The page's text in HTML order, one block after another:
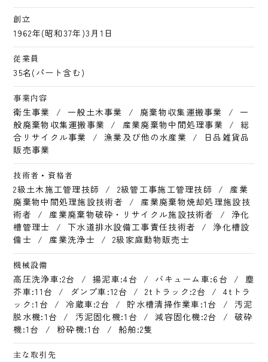
創立
1962年(昭和37年)3月1日
従業員
35名(パート含む)
事業内容
衛生事業 / 一般土木事業 / 廃棄物収集運搬事業 /
一
般廃棄物収集運搬事業
/ 産業廃棄物中間処理事業 /
総
合リサイクル事業
/ 漁業及び他の水産業 /
日品雑貨品
販売事業
技術者・資格者
2級土木施工管理技師 / 2級管工事施工管理技師 /
産業
廃棄物中間処理施設技術者
/
産業廃棄物焼却処理施設技
術者
/ 産業廃棄物破砕・リサイクル施設技術者 /
浄化
槽管理士
/ 下水道排水設備工事責任技術者 /
浄化槽設
備士 / 産業洗浄士 / 2級家庭動物販売士
機械設備
高圧洗浄車:2台 / 揚泥車:4台 / バキューム車:6台 /
塵
芥車:11台
/ ダンプ車:12台 / 2tトラック:2台 /
4tトラ
ック:1台
/ 冷蔵車:2台 / 貯水槽清掃作業車:1台 /
汚泥
脱水機:1台
/ 汚泥固化機:1台 / 減容固化機:2台 / 破砕
機:1台
/ 粉砕機:1台 / 船舶:2隻
主な取引先